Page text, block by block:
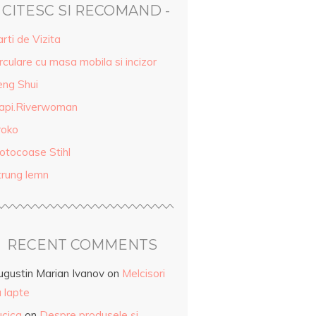
CITESC SI RECOMAND -
de Vizita
cu masa mobila si incizor
Shui
Stihl
lemn
RECENT COMMENTS
Marian Ivanov on Melcisori
lapte